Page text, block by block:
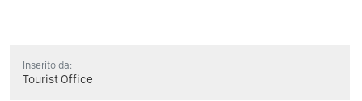
Inserito da:
Tourist Office